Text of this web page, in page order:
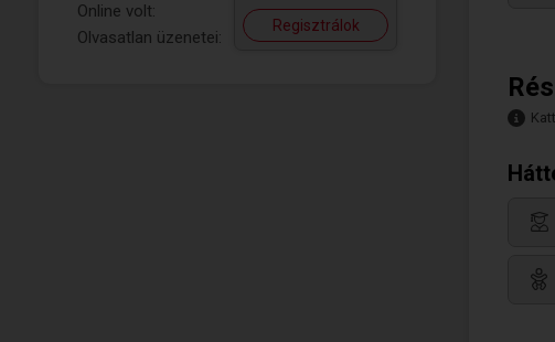
Online volt:
Olvasatlan üzenetei:
Regisztrálok